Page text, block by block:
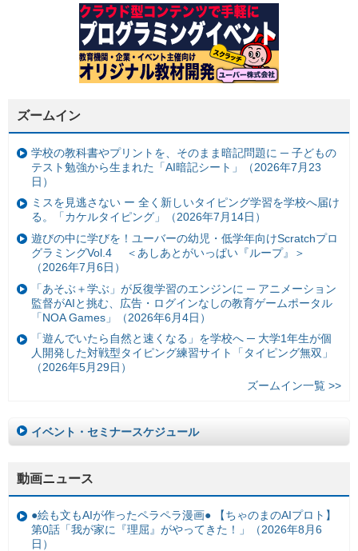
ズームイン
学校の教科書やプリントを、そのまま暗記問題に ─ 子どもの
テスト勉強から生まれた「AI暗記シート」（2026年7月23
日）
ミスを見逃さない ー 全く新しいタイピング学習を学校へ届け
る。「カケルタイピング」（2026年7月14日）
遊びの中に学びを！ユーバーの幼児・低学年向けScratchプロ
グラミングVol.4 ＜あしあとがいっぱい『ループ』＞
（2026年7月6日）
「あそぶ＋学ぶ」が反復学習のエンジンに ─ アニメーション
監督がAIと挑む、広告・ログインなしの教育ゲームポータル
「NOA Games」（2026年6月4日）
「遊んでいたら自然と速くなる」を学校へ ─ 大学1年生が個
人開発した対戦型タイピング練習サイト「タイピング無双」
（2026年5月29日）
ズームイン一覧 >>
イベント・セミナースケジュール
動画ニュース
●絵も文もAIが作ったペラペラ漫画● 【ちゃのまのAIプロト】
第0話「我が家に『理屈』がやってきた！」（2026年8月6
日）